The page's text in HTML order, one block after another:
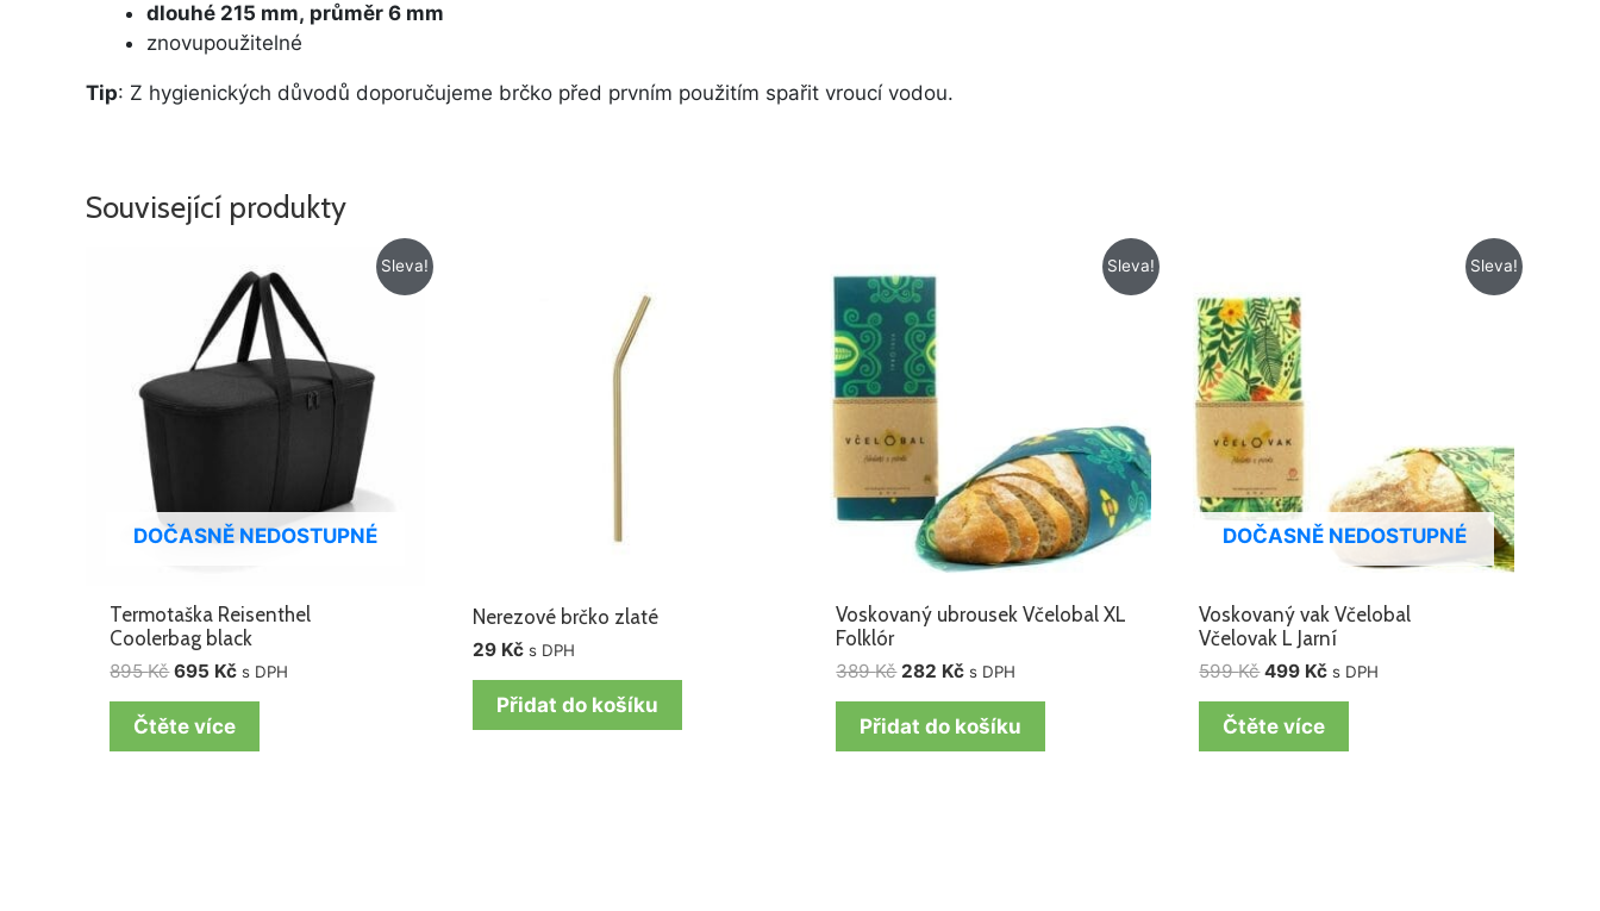
dlouhé 215 mm, průměr 6 mm
znovupoužitelné
Tip: Z hygienických důvodů doporučujeme brčko před prvním použitím spařit vroucí vodou.
Související produkty
Sleva!
DOČASNĚ NEDOSTUPNÉ
Termotaška Reisenthel
Coolerbag black
895Kč
895 Kč.
695 Kč
cena
je:
695 Kč.
s DPH
Čtěte více
Nerezové brčko zlaté
29 Kč s DPH
Přidat do košíku
Sleva!
Voskovaný ubrousek Včelobal XL
Folklór
389Kč
cena
byla:
389 Kč.
282 Kč s DPH
Přidat do košíku
Sleva!
DOČASNĚ NEDOSTUPNÉ
Voskovaný vak Včelobal
Včelovak L Jarní
599Kč
byla:
599 Kč.
499 Kč s DPH
Čtěte více